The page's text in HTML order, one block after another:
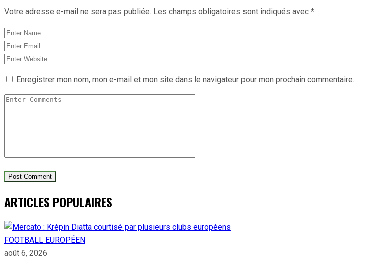
Votre adresse e-mail ne sera pas publiée. Les champs obligatoires sont indiqués avec *
Enregistrer mon nom, mon e-mail et mon site dans le navigateur pour mon prochain commentaire.
ARTICLES POPULAIRES
FOOTBALL EUROPÉEN
août 6, 2026